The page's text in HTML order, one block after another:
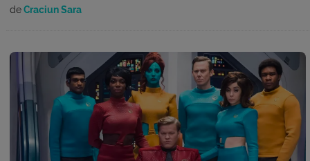
deCraciun Sara